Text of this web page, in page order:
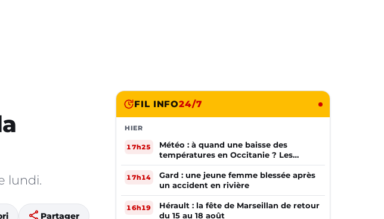
lundi.
share Partager
FIL INFO24/7
HIER
17h25
Météo : à quand une baisse des
températures en Occitanie ? Les
prévisions
17h14
Gard : une jeune femme blessée après
un accident en rivière
16h19
Hérault : la fête de Marseillan de retour
du 15 au 18 août